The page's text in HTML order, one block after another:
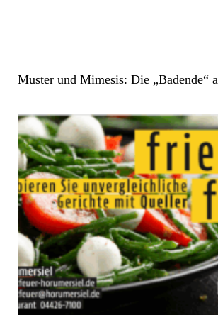
Muster und Mimesis: Die „Badende“